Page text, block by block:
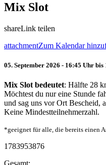
Mix Slot
shareLink teilen
attachmentZum Kalendar
05. September 2026 - 16:45 Uhr
Mix Slot bedeutet: Hälfte 28
Möchtest du nur eine Stunde
und sag uns vor Ort Bescheid,
Keine Mindestteilnehmerzahl.
*geeignet für alle, die bereits einen
1783953876